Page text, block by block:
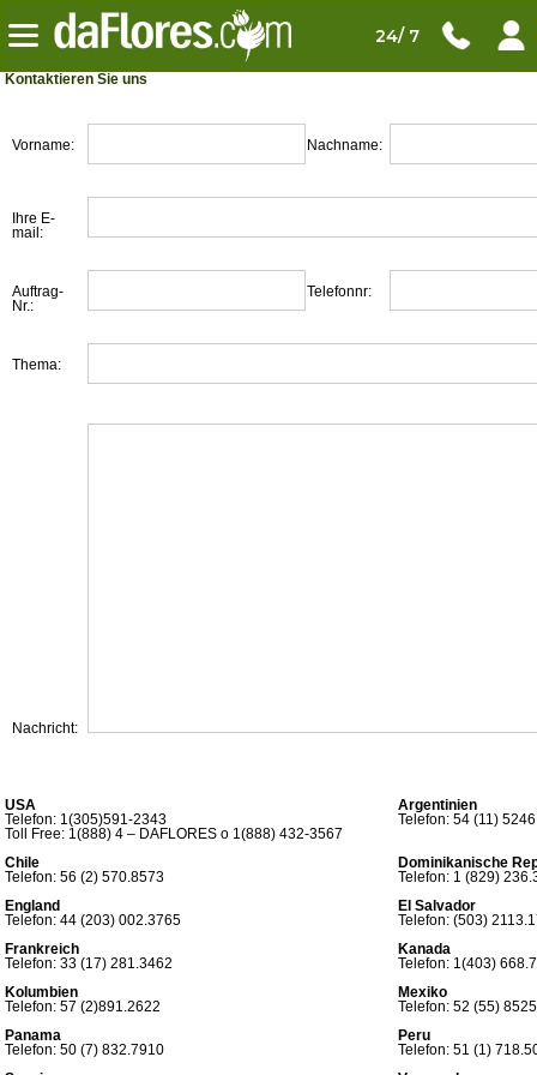
24/ 7
Kontaktieren Sie uns
Vorname: Nachname:
Ihre E-
mail:
Auftrag-
Nr.:
Telefonnr:
Thema:
Nachricht:
USA
Telefon: 1(305)591-2343
Toll Free: 1(888) 4 – DAFLORES o 1(888) 432-3567
Argentinien
Telefon: 54 (11)
Chile
Telefon: 56 (2) 570.8573
Dominikanische
Telefon: 1 (829)
England
Telefon: 44 (203) 002.3765
El Salvador
Telefon: (503)
Frankreich
Telefon: 33 (17) 281.3462
Kanada
Telefon: 1(403)
Kolumbien
Telefon: 57 (2)891.2622
Mexiko
Telefon: 52 (55)
Panama
Telefon: 50 (7) 832.7910
Peru
Telefon: 51 (1)